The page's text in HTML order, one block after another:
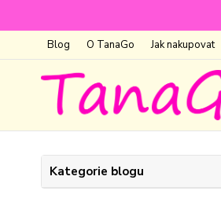
Blog O TanaGo Jak nakupovat
Kategorie blogu